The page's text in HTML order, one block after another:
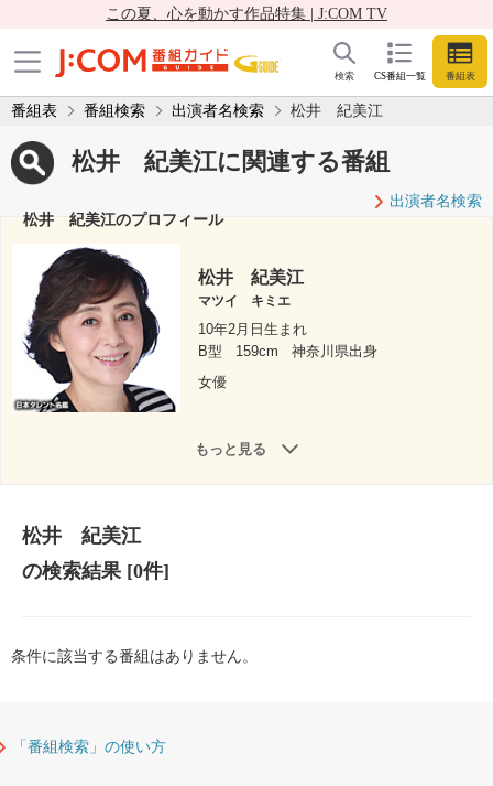
この夏、心を動かす作品特集 | J:COM TV
CS番組一覧 番組表
検索
番組表 番組検索 出演者名検索 松井 紀美江
松井 紀美江に関連する番組
出演者名検索
松井 紀美江のプロフィール
松井 紀美江
マツイ キミエ
10年2月日生まれ
B型
159cm
神奈川県出身
女優
もっと見る
松井 紀美江
の検索結果[0件]
条件に該当する番組はありません。
「番組検索」の使い方